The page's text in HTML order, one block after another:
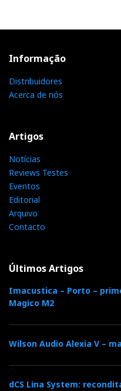
Informação
Distribuidores
Acerca de nós
Artigos
Notícias
Reviews Testes
Eventos
Editorial
Arquivo
Contacto
Últimos Artigos
Imacustica – Porto –
Magico M2
Wilson Audio Alexia V –
dCS Lina System: